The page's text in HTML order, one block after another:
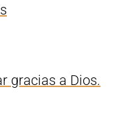
gracias a Dios.